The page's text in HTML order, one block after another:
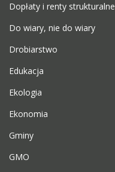
Dopłaty i renty strukturalne
Do wiary, nie do wiary
Drobiarstwo
Edukacja
Ekologia
Ekonomia
Gminy
GMO